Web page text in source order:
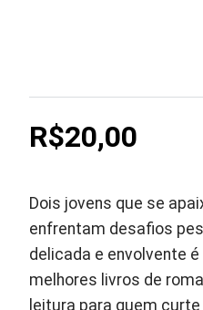
R$20,00
Dois jovens que se
enfrentam desafios
delicada e envolvente
melhores livros de
leitura para quem